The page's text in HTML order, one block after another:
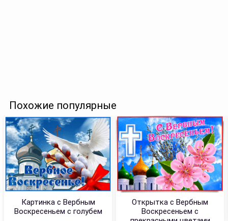
Похожие популярные
Картинка с Вербным
Воскресеньем с голубем
Открытка с Вербным
Воскресеньем с